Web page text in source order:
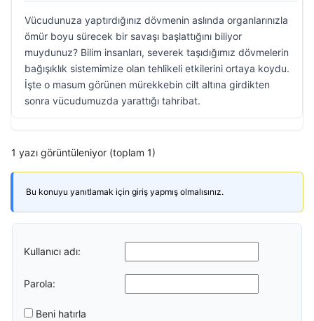
Vücudunuza yaptırdığınız dövmenin aslında organlarınızla
ömür boyu sürecek bir savaşı başlattığını biliyor
muydunuz? Bilim insanları, severek taşıdığımız dövmelerin
bağışıklık sistemimize olan tehlikeli etkilerini ortaya koydu.
İşte o masum görünen mürekkebin cilt altına girdikten
sonra vücudumuzda yarattığı tahribat.
1 yazı görüntüleniyor (toplam 1)
Bu konuyu yanıtlamak için giriş yapmış olmalısınız.
Kullanıcı adı:
Parola:
Beni hatırla